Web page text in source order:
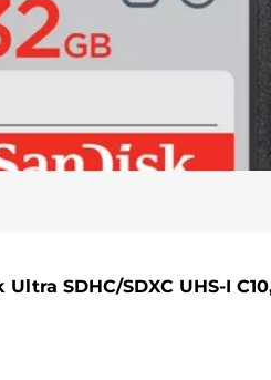
SDHC/SDXC UHS-I